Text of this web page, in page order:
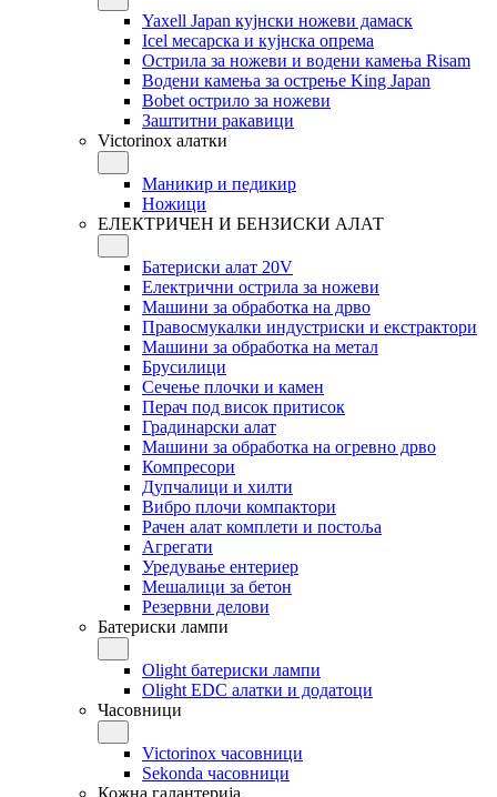
Yaxell Japan кујнски ножеви дамаск
Icel месарска и кујнска опрема
Острила за ножеви и водени камења Risam
Водени камења за острење King Japan
Bobet острило за ножеви
Заштитни ракавици
Victorinox алатки
Маникир и педикир
Ножици
ЕЛЕКТРИЧЕН И БЕНЗИСКИ АЛАТ
Батериски алат 20V
Електрични острила за ножеви
Машини за обработка на дрво
Правосмукалки индустриски и екстрактори
Машини за обработка на метал
Брусилици
Сечење плочки и камен
Перач под висок притисок
Градинарски алат
Машини за обработка на огревно дрво
Компресори
Дупчалици и хилти
Вибро плочи компактори
Рачен алат комплети и постоља
Агрегати
Уредување ентериер
Мешалици за бетон
Резервни делови
Батериски лампи
Olight батериски лампи
Olight EDC алатки и додатоци
Часовници
Victorinox часовници
Sekonda часовници
Кожна галантерија